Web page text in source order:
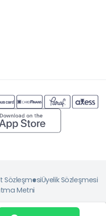
SözleşmesiÜyelik Sözleşmesi
Metni